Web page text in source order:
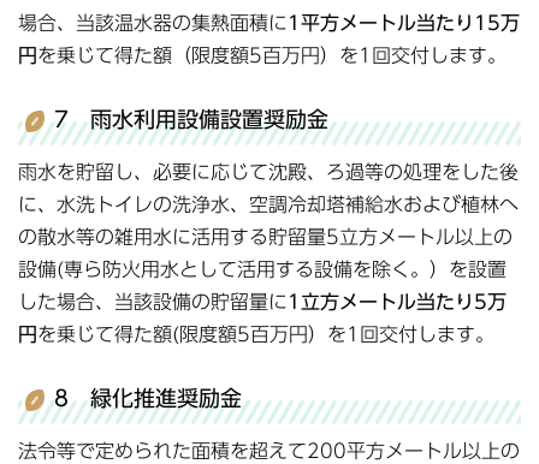
場合、当該温水器の集熱面積に1平方メートル当たり15万
円を乗じて得た額（限度額5百万円）を1回交付します。
7 雨水利用設備設置奨励金
雨水を貯留し、必要に応じて沈殿、ろ過等の処理をした後
に、水洗トイレの洗浄水、空調冷却塔補給水および植林へ
の散水等の雑用水に活用する貯留量5立方メートル以上の
設備(専ら防火用水として活用する設備を除く。）を設置
した場合、当該設備の貯留量に1立方メートル当たり5万
円を乗じて得た額(限度額5百万円）を1回交付します。
8 緑化推進奨励金
法令等で定められた面積を超えて200平方メートル以上の